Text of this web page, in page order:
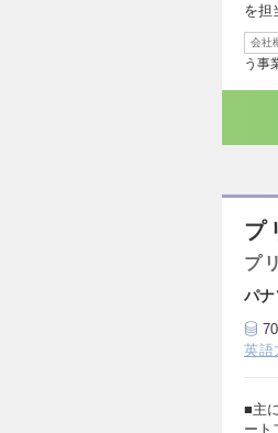
を担
会社
う事
プ
プ
パナ
英語
■主
ート